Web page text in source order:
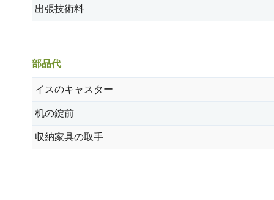
出張技術料
部品代
イスのキャスター
机の錠前
収納家具の取手